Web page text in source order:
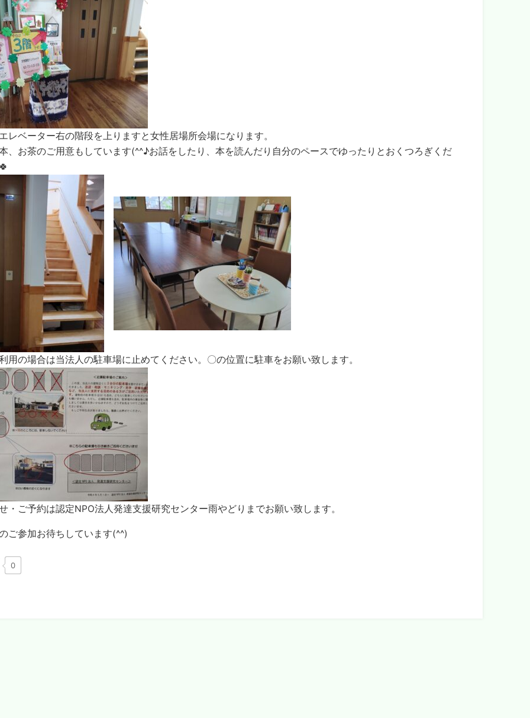
レベーター右の階段を上りますと女性居場所会場になります。
、お茶のご用意もしています(^^♪お話をしたり、本を読んだり自分のペースでゆったりとおくつろぎくだ
用の場合は当法人の駐車場に止めてください。〇の位置に駐車をお願い致します。
・ご予約は認定NPO法人発達支援研究センター雨やどりまでお願い致します。
ご参加お待ちしています(^^)
0